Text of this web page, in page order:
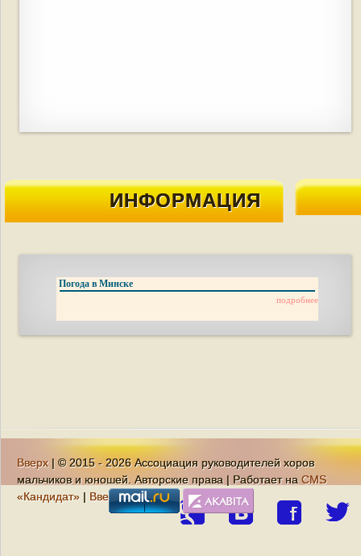
ИНФОРМАЦИЯ
Погода в Минске
подробнее
Вверх| © 2015 - 2026 Ассоциация руководителей хоров
мальчиков и юношей. Авторские права | Работает на CMS
«Кандидат» | Вверх